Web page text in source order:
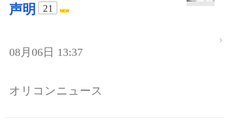
声明
21
08月06日 13:37
オリコンニュース